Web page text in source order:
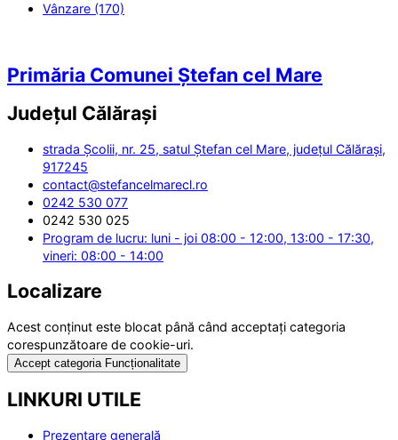
Vânzare (170)
Primăria Comunei Ștefan cel Mare
Județul Călărași
strada Școlii, nr. 25, satul Ștefan cel Mare, județul Călărași,
917245
contact@stefancelmarecl.ro
0242 530 077
0242 530 025
Program de lucru: luni - joi 08:00 - 12:00, 13:00 - 17:30,
vineri: 08:00 - 14:00
Localizare
Acest conținut este blocat până când acceptați categoria
corespunzătoare de cookie-uri.
Accept categoria Funcționalitate
LINKURI UTILE
Prezentare generală